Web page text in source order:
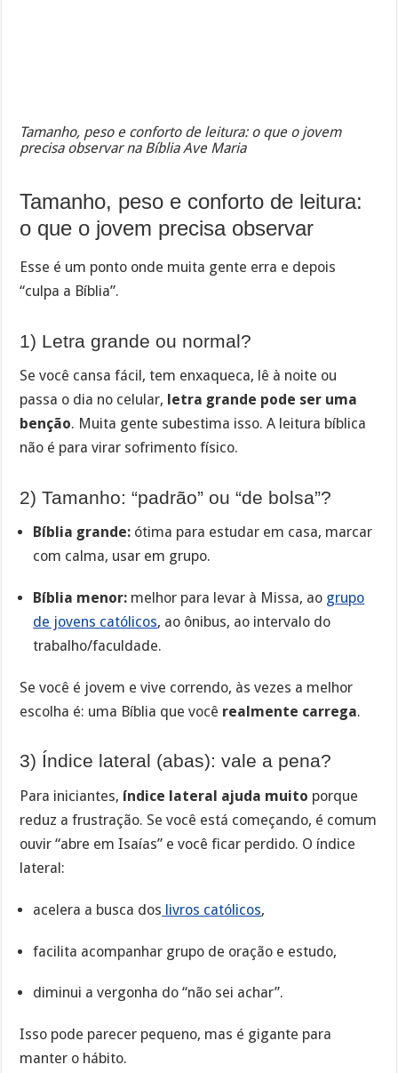
Tamanho, peso e conforto de leitura: o que o jovem
precisa observar na Bíblia Ave Maria
Tamanho, peso e conforto de leitura:
o que o jovem precisa observar
Esse é um ponto onde muita gente erra e depois
“culpa a Bíblia”.
1) Letra grande ou normal?
Se você cansa fácil, tem enxaqueca, lê à noite ou
passa o dia no celular, letra grande pode ser uma
benção. Muita gente subestima isso. A leitura bíblica
não é para virar sofrimento físico.
2) Tamanho: “padrão” ou “de bolsa”?
Bíblia grande: ótima para estudar em casa, marcar
com calma, usar em grupo.
Bíblia menor: melhor para levar à Missa, ao grupo
de jovens católicos, ao ônibus, ao intervalo do
trabalho/faculdade.
Se você é jovem e vive correndo, às vezes a melhor
escolha é: uma Bíblia que você realmente carrega.
3) Índice lateral (abas): vale a pena?
Para iniciantes, índice lateral ajuda muito porque
reduz a frustração. Se você está começando, é comum
ouvir “abre em Isaías” e você ficar perdido. O índice
lateral:
acelera a busca dos livros católicos,
facilita acompanhar grupo de oração e estudo,
diminui a vergonha do “não sei achar”.
Isso pode parecer pequeno, mas é gigante para
manter o hábito.